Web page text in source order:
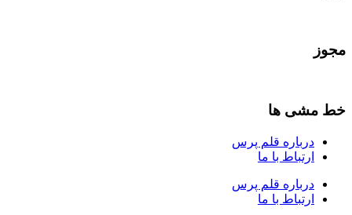
مجوز
خط مشی ها
درباره قلم پرس
ارتباط با ما
درباره قلم پرس
ارتباط با ما